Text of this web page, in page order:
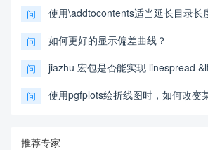
问 使用\addtocontents适当延长目录长
问 如何更好的显示偏差曲线？
问 jiazhu 宏包是否能实现 linespread
问 使用pgfplots绘折线图时，如何改变
推荐专家